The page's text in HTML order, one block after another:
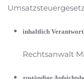
inhaltlich
Rechtsanwalt